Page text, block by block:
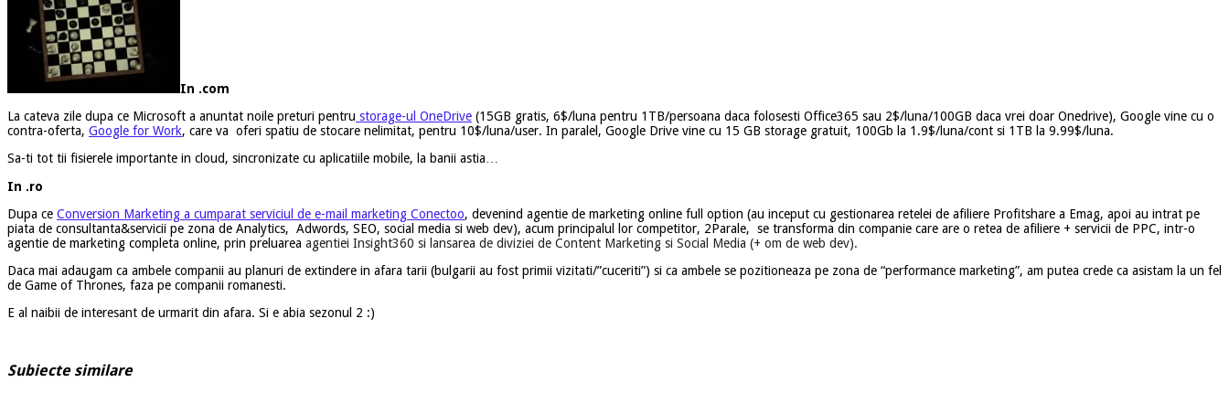
In .com
La cateva zile dupa ce Microsoft a anuntat noile preturi pentru storage-ul OneDrive (15GB gratis, 6$/luna pentru 1TB/persoana daca folosesti Office365 sau 2$/luna/100GB daca vrei doar Onedrive), Google vine cu o
contra-oferta, Google for Work, care va oferi spatiu de stocare nelimitat, pentru 10$/luna/user. In paralel, Google Drive vine cu 15 GB storage gratuit, 100Gb la 1.9$/luna/cont si 1TB la 9.99$/luna.
Sa-ti tot tii fisierele importante in cloud, sincronizate cu aplicatiile mobile, la banii astia…
In .ro
Dupa ce Conversion Marketing a cumparat serviciul de e-mail marketing Conectoo, devenind agentie de marketing online full option (au inceput cu gestionarea retelei de afiliere Profitshare a Emag, apoi au intrat pe
piata de consultanta&servicii pe zona de Analytics, Adwords, SEO, social media si web dev), acum principalul lor competitor, 2Parale, se transforma din companie care are o retea de afiliere + servicii de PPC, intr-o
agentie de marketing completa online, prin preluarea agentiei Insight360 si lansarea de diviziei de Content Marketing si Social Media (+ om de web dev).
Daca mai adaugam ca ambele companii au planuri de extindere in afara tarii (bulgarii au fost primii vizitati/”cuceriti”) si ca ambele se pozitioneaza pe zona de “performance marketing”, am putea crede ca asistam la un fel
de Game of Thrones, faza pe companii romanesti.
E al naibii de interesant de urmarit din afara. Si e abia sezonul 2 :)
Subiecte similare